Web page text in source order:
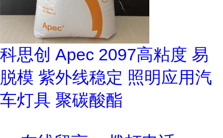
科思创 Apec 2097高粘度 易
脱模 紫外线稳定 照明应用汽
车灯具 聚碳酸酯